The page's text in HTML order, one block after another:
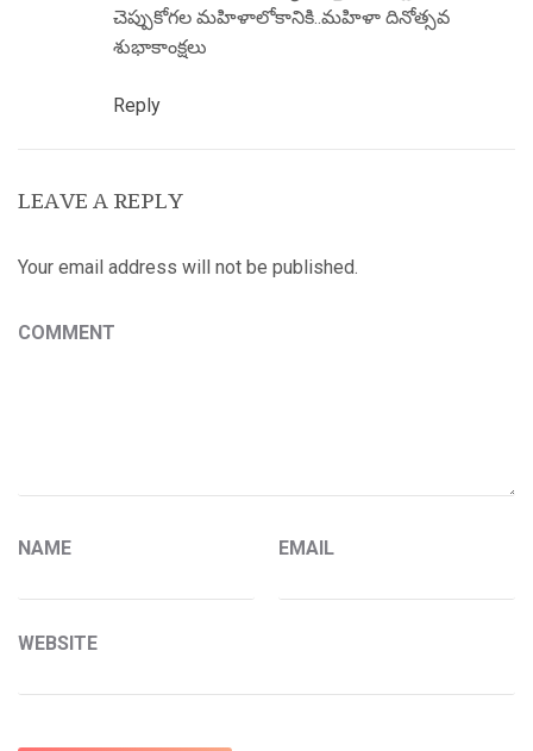
చెప్పుకోగల మహిళాలోకానికి..మహిళా దినోత్సవ
శుభాకాంక్షలు
Reply
LEAVE A REPLY
Your email address will not be published.
COMMENT
NAME EMAIL
WEBSITE